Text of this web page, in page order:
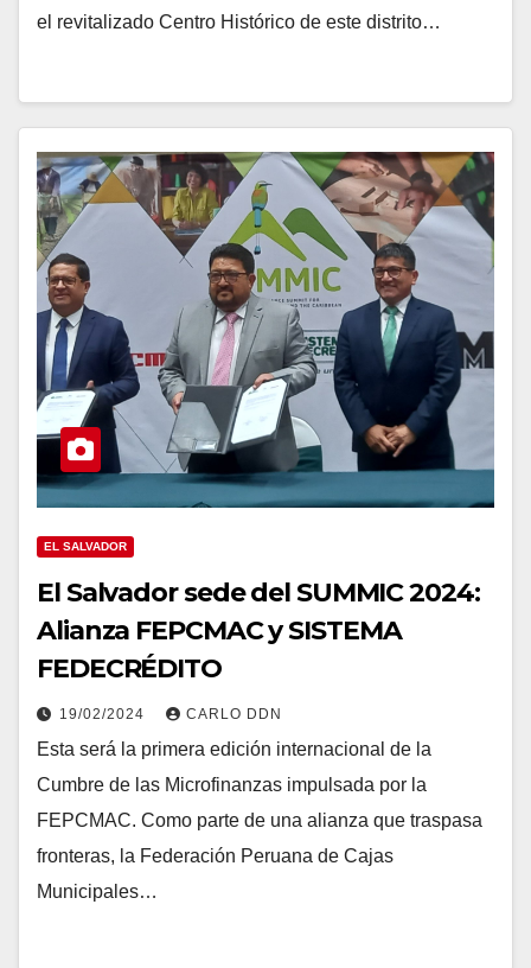
el revitalizado Centro Histórico de este distrito…
EL SALVADOR
El Salvador sede del SUMMIC 2024:
Alianza FEPCMAC y SISTEMA
FEDECRÉDITO
19/02/2024 CARLO DDN
Esta será la primera edición internacional de la
Cumbre de las Microfinanzas impulsada por la
FEPCMAC. Como parte de una alianza que traspasa
fronteras, la Federación Peruana de Cajas
Municipales…